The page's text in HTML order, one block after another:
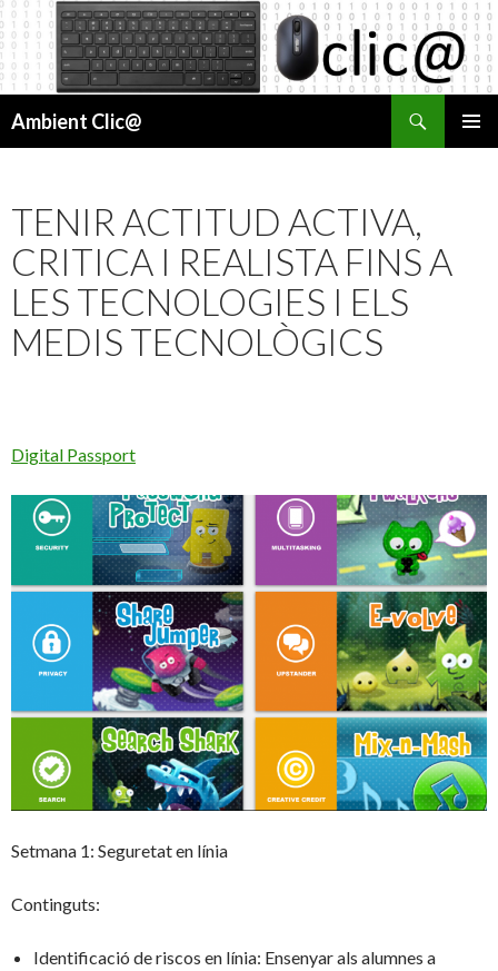
Ambient Clic@
TENIR ACTITUD ACTIVA,
CRITICA I REALISTA FINS A
LES TECNOLOGIES I ELS
MEDIS TECNOLÒGICS
Digital Passport
Setmana 1: Seguretat en línia
Continguts:
Identificació de riscos en línia: Ensenyar als alumnes a